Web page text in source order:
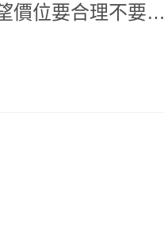
價位要合理不要…